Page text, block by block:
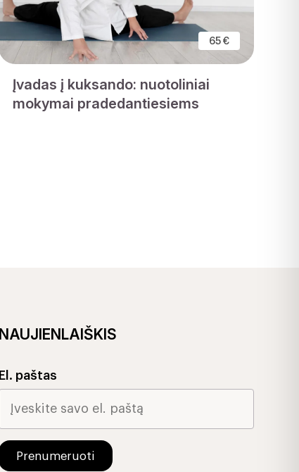
65 €
Įvadas į kuksando: nuotoliniai
mokymai pradedantiesiems
NAUJIENLAIŠKIS
El. paštas